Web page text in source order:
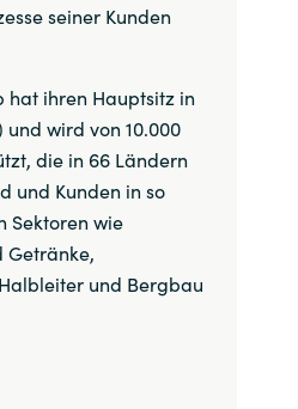
seiner Kunden
hat ihren Hauptsitz in
wird von 10.000
die in 66 Ländern
und Kunden in so
Sektoren wie
Getränke,
und Bergbau